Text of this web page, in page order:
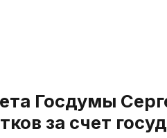
Госдумы
за счет